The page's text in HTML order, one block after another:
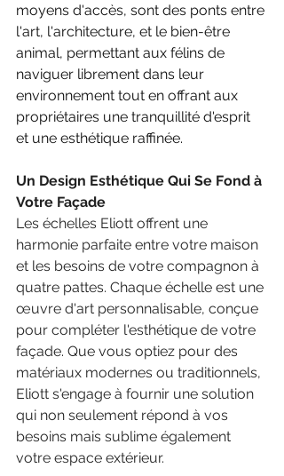
moyens d'accès, sont des ponts entre
l'art, l'architecture, et le bien-être
animal, permettant aux félins de
naviguer librement dans leur
environnement tout en offrant aux
propriétaires une tranquillité d'esprit
et une esthétique raffinée.
Un Design Esthétique Qui Se Fond à
Votre Façade
Les échelles Eliott offrent une
harmonie parfaite entre votre maison
et les besoins de votre compagnon à
quatre pattes. Chaque échelle est une
œuvre d'art personnalisable, conçue
pour compléter l'esthétique de votre
façade. Que vous optiez pour des
matériaux modernes ou traditionnels,
Eliott s'engage à fournir une solution
qui non seulement répond à vos
besoins mais sublime également
votre espace extérieur.